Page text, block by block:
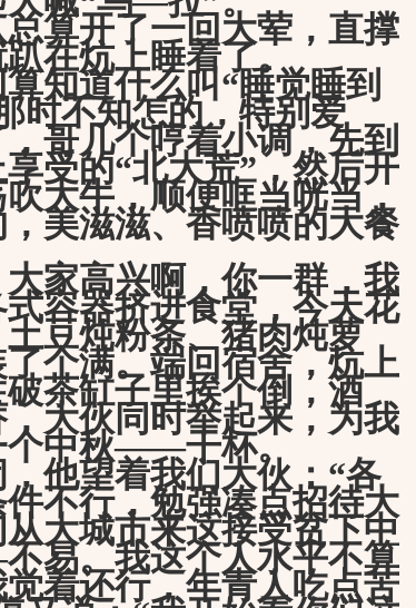
算开了一回大荤，直撑
在炕上睡着了。
知道什么叫“睡觉睡到
不知怎的，特别爱
哥几个哼着小调，先到
受的“北大荒”，然后开
大牛，顺便哐当咣当，
美滋滋、香喷喷的大餐
家高兴啊，你一群，我
容器挤进食堂，今天花
豆炖粉条、猪肉炖萝
个满。端回宿舍，炕上
茶缸子里挨个倒，酒
大伙同时举起来，为我
个中秋——干杯。
他望着我们大伙：“各
不行，勉强凑点招待大
大城市来这接受贫下中
易。我这个人水平不算
着还行，年青人吃点苦